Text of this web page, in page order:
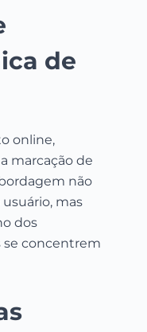
de
online,
marcação de
não
mas
dos
concentrem